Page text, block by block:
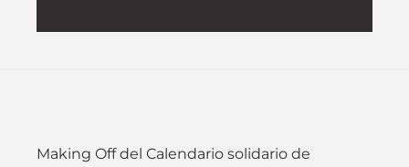
Making Off del Calendario solidario de